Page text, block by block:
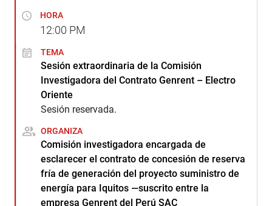
HORA
12:00 PM
TEMA
Sesión extraordinaria de la Comisión
Investigadora del Contrato Genrent – Electro
Oriente
Sesión reservada.
ORGANIZA
Comisión investigadora encargada de
esclarecer el contrato de concesión de reserva
fría de generación del proyecto suministro de
energía para Iquitos —suscrito entre la
empresa Genrent del Perú SAC